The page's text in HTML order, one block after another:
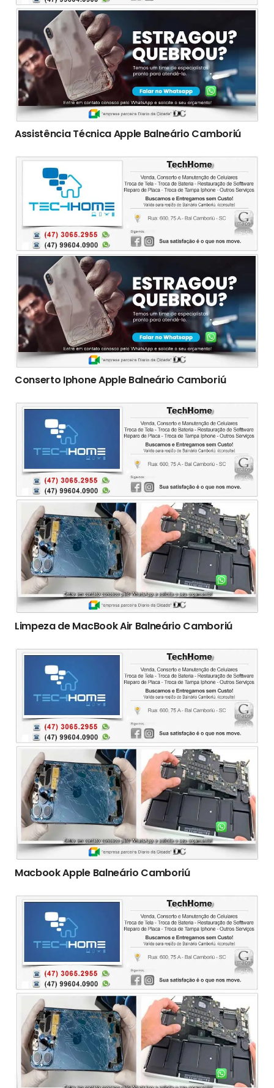
Assistência Técnica Apple Balneário Camboriú
Conserto Iphone Apple Balneário Camboriú
Limpeza de MacBook Air Balneário Camboriú
Macbook Apple Balneário Camboriú